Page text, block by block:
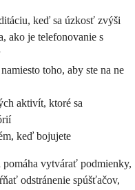
keď sa úzkosť zvýši
ako je telefonovanie s
toho, aby ste na ne
aktivít, ktoré sa
keď bojujete
pomáha vytvárať podmienky,
odstránenie spúšťačov,